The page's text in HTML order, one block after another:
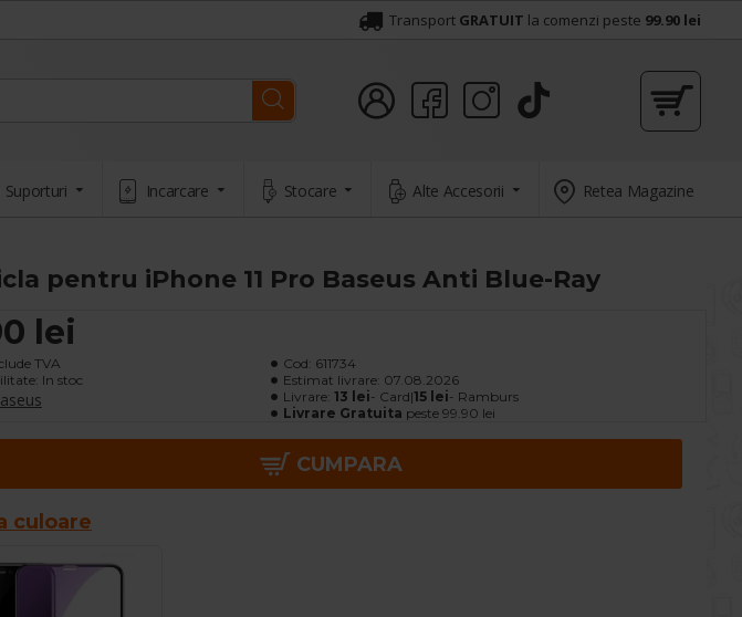
Transport GRATUIT la comenzi peste 99.90 lei
Suporturi Incarcare Stocare Alte Accesorii Retea Magazine
pentru iPhone 11 Pro Baseus Anti Blue-Ray
lei
TVA
In stoc
Cod: 611734
Estimat livrare: 07.08.2026
Livrare: 13 lei- Card|15 lei- Ramburs
Livrare Gratuita peste 99.90 lei
CUMPARA
culoare